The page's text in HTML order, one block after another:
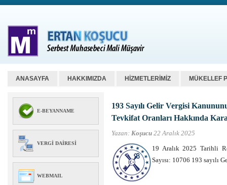
ANASAYFA HAKKIMIZDA HİZMETLERİMİZ MÜKELLEF
E-BEYANNAME
VERGI DAIRESI
WEBMAIL
193 Sayılı Gelir Vergisi
Tevkifat Oranları Hakkında
Yazan: Koşucu 22 Aralık 2025
19 Aralık 2025 Tarihli
Sayısı: 10706 193